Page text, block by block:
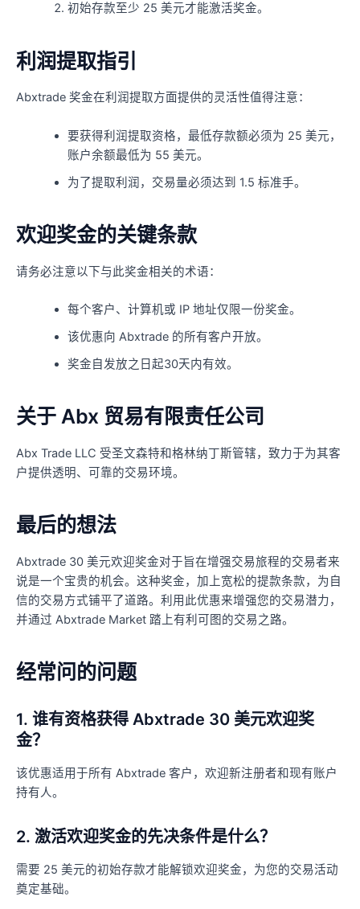
初始存款至少 25 美元才能激活奖金。
利润提取指引
Abxtrade 奖金在利润提取方面提供的灵活性值得注意：
要获得利润提取资格，最低存款额必须为 25 美元，
账户余额最低为 55 美元。
为了提取利润，交易量必须达到 1.5 标准手。
欢迎奖金的关键条款
请务必注意以下与此奖金相关的术语：
每个客户、计算机或 IP 地址仅限一份奖金。
该优惠向 Abxtrade 的所有客户开放。
奖金自发放之日起30天内有效。
关于 Abx 贸易有限责任公司
Abx Trade LLC 受圣文森特和格林纳丁斯管辖，致力于为其客
户提供透明、可靠的交易环境。
最后的想法
Abxtrade 30 美元欢迎奖金对于旨在增强交易旅程的交易者来
说是一个宝贵的机会。这种奖金，加上宽松的提款条款，为自
信的交易方式铺平了道路。利用此优惠来增强您的交易潜力，
并通过 Abxtrade Market 踏上有利可图的交易之路。
经常问的问题
1. 谁有资格获得 Abxtrade 30 美元欢迎奖
金？
该优惠适用于所有 Abxtrade 客户，欢迎新注册者和现有账户
持有人。
2. 激活欢迎奖金的先决条件是什么？
需要 25 美元的初始存款才能解锁欢迎奖金，为您的交易活动
奠定基础。